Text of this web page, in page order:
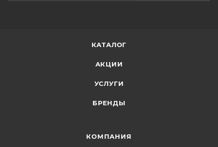
КАТАЛОГ
АКЦИИ
УСЛУГИ
БРЕНДЫ
КОМПАНИЯ